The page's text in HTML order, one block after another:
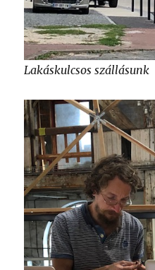
Lakáskulcsos szállásunk